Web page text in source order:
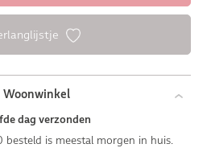
Woonwinkel
dag verzonden
is meestal morgen in huis.